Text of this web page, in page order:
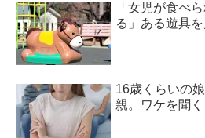
「女児が食べ
る」ある遊具
16歳くらいの
親。ワケを聞